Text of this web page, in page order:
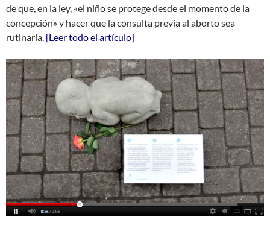
de que, en la ley, «el niño se protege desde el momento de la
concepción» y hacer que la consulta previa al aborto sea
rutinaria. [Leer todo el artículo]